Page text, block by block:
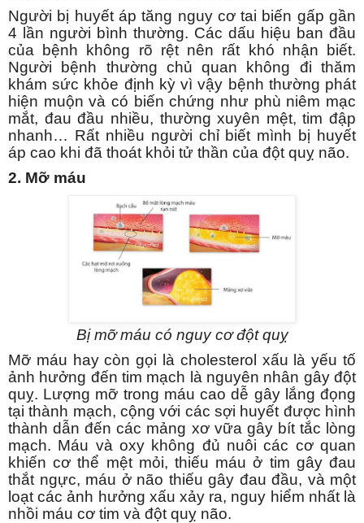
Người bị huyết áp tăng nguy cơ tai biến gấp gần
4 lần người bình thường. Các dấu hiệu ban đầu
của bệnh không rõ rệt nên rất khó nhận biết.
Người bệnh thường chủ quan không đi thăm
khám sức khỏe định kỳ vì vậy bệnh thường phát
hiện muộn và có biến chứng như phù niêm mạc
mắt, đau đầu nhiều, thường xuyên mệt, tim đập
nhanh… Rất nhiều người chỉ biết mình bị huyết
áp cao khi đã thoát khỏi tử thần của đột quỵ não.
2. Mỡ máu
Bị mỡ máu có nguy cơ đột quỵ
Mỡ máu hay còn gọi là cholesterol xấu là yếu tố
ảnh hưởng đến tim mạch là nguyên nhân gây đột
quỵ. Lượng mỡ trong máu cao dễ gây lắng đọng
tại thành mạch, cộng với các sợi huyết được hình
thành dẫn đến các mảng xơ vữa gây bít tắc lòng
mạch. Máu và oxy không đủ nuôi các cơ quan
khiến cơ thể mệt mỏi, thiếu máu ở tim gây đau
thắt ngực, máu ở não thiếu gây đau đầu, và một
loạt các ảnh hưởng xấu xảy ra, nguy hiểm nhất là
nhồi máu cơ tim và đột quỵ não.